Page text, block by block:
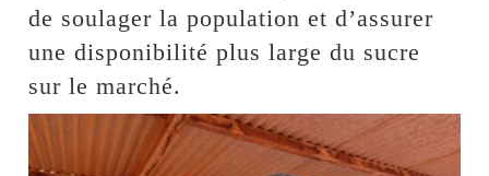
de soulager la population et d’assurer
une disponibilité plus large du sucre
sur le marché.